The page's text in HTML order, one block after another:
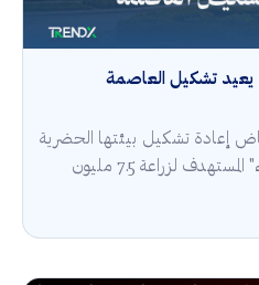
يعيد تشكيل العاصمة
إعادة تشكيل بيئتها الحضرية
ضمن مشروع "الرياض الخضراء" المستهدف لزراعة 7.5 مليون